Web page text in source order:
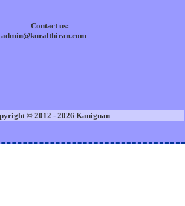
Contact us:
admin@kuralthiran.com
© 2012 - 2026 Kanignan